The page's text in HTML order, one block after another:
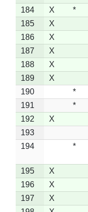
184
X *
185
X
186
X
187
X
188
X
189
X
190
*
191
*
192
X
193
194
*
195
X
196
X
197
X